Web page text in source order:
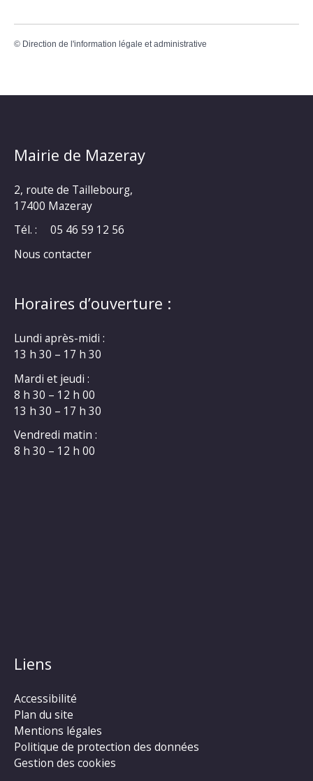
© Direction de l'information légale et administrative
Mairie de Mazeray
2, route de Taillebourg,
17400 Mazeray
Tél. :
05 46 59 12 56
Nous contacter
Horaires d’ouverture :
Lundi après-midi :
13 h 30 – 17 h 30
Mardi et jeudi :
8 h 30 – 12 h 00
13 h 30 – 17 h 30
Vendredi matin :
8 h 30 – 12 h 00
Liens
Accessibilité
Plan du site
Mentions légales
Politique de protection des données
Gestion des cookies